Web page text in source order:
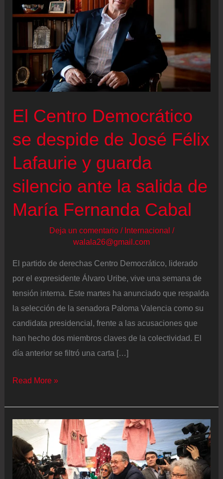
El Centro Democrático
se despide de José Félix
Lafaurie y guarda
silencio ante la salida de
María Fernanda Cabal
Deja un comentario / Internacional /
walala26@gmail.com
El partido de derechas Centro Democrático, liderado
por el expresidente Álvaro Uribe, vive una semana de
tensión interna. Este martes ha anunciado que respalda
la selección de la senadora Paloma Valencia como su
candidata presidencial, frente a las acusaciones que
han hecho dos miembros claves de la colectividad. El
día anterior se filtró una carta […]
El
Democrático
se
despide
de
José
Read More »